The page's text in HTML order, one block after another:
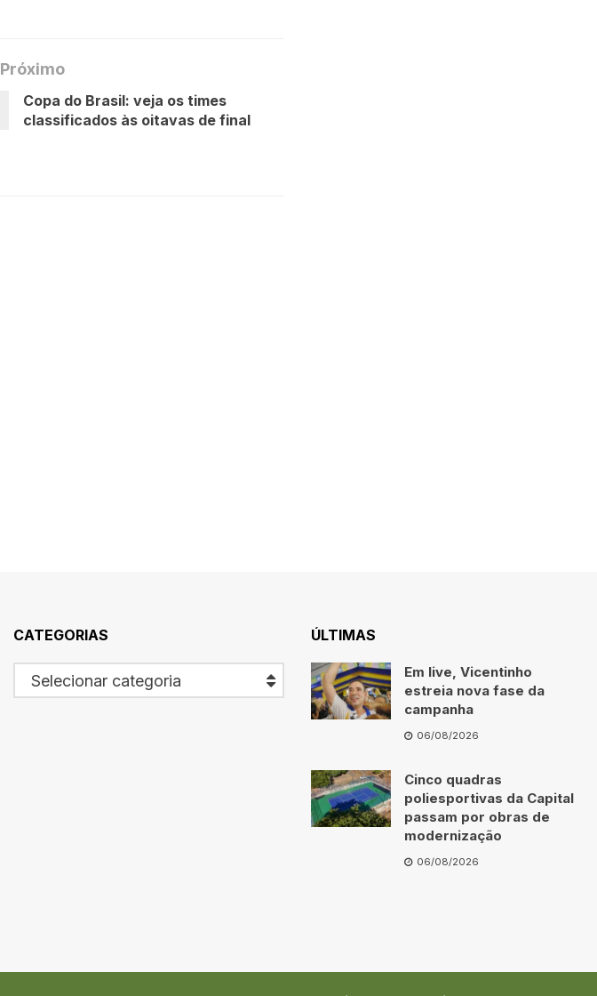
Próximo
Copa do Brasil: veja os times
classificados às oitavas de final
CATEGORIAS
Selecionar categoria
ÚLTIMAS
Em live, Vicentinho
estreia nova fase da
campanha
06/08/2026
Cinco quadras
poliesportivas da Capital
passam por obras de
modernização
06/08/2026